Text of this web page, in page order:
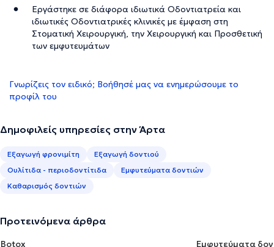
Εργάστηκε σε διάφορα ιδιωτικά Οδοντιατρεία και
ιδιωτικές Οδοντιατρικές κλινικές με έμφαση στη
Στοματική Χειρουργική, την Χειρουργική και Προσθετική
των εμφυτευμάτων
Γνωρίζεις τον ειδικό; Βοήθησέ μας να ενημερώσουμε το
προφίλ του
Δημοφιλείς υπηρεσίες στην Άρτα
Εξαγωγή φρονιμίτη
Εξαγωγή δοντιού
Ουλίτιδα - περιοδοντίτιδα
Εμφυτεύματα δοντιών
Καθαρισμός δοντιών
Προτεινόμενα άρθρα
Botox
Εμφυτεύματα